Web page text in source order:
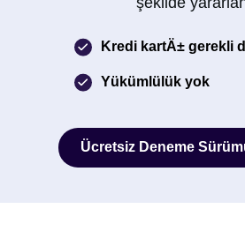
Kredi kartÄ± gerekli
Yükümlülük yok
Ücretsiz Deneme